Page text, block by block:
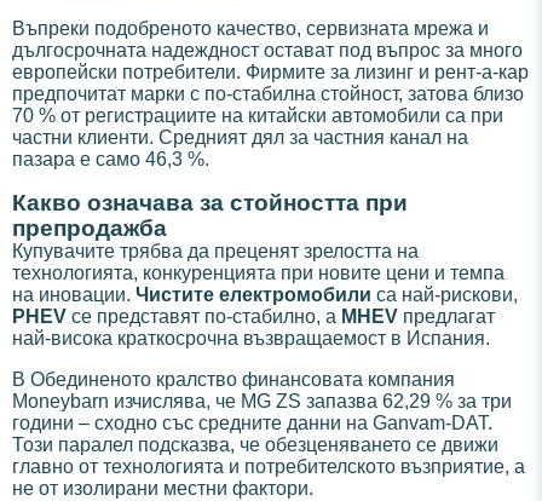
Въпреки подобреното качество, сервизната мрежа и
дългосрочната надеждност остават под въпрос за много
европейски потребители. Фирмите за лизинг и рент-а-кар
предпочитат марки с по-стабилна стойност, затова близо
70 % от регистрациите на китайски автомобили са при
частни клиенти. Средният дял за частния канал на
пазара е само 46,3 %.
Какво означава за стойността при
препродажба
Купувачите трябва да преценят зрелостта на
технологията, конкуренцията при новите цени и темпа
на иновации. Чистите електромобили са най-рискови,
PHEV се представят по-стабилно, а MHEV предлагат
най-висока краткосрочна възвращаемост в Испания.
В Обединеното кралство финансовата компания
Moneybarn изчислява, че MG ZS запазва 62,29 % за три
години – сходно със средните данни на Ganvam-DAT.
Този паралел подсказва, че обезценяването се движи
главно от технологията и потребителското възприятие, а
не от изолирани местни фактори.